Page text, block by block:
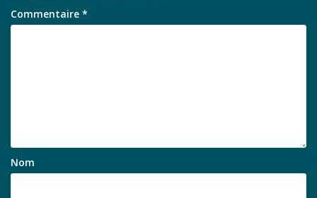
Commentaire *
Nom